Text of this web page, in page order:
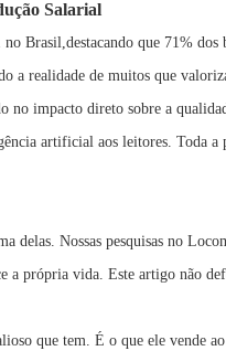
Salarial
Brasil,destacando que 71% dos
a realidade de muitos que
impacto direto sobre a
artificial aos leitores. Toda a
delas. Nossas pesquisas no
a própria vida. Este artigo não
que tem. É o que ele vende